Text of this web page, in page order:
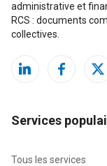
administrative et
RCS : documents
collectives.
Services
Tous les services